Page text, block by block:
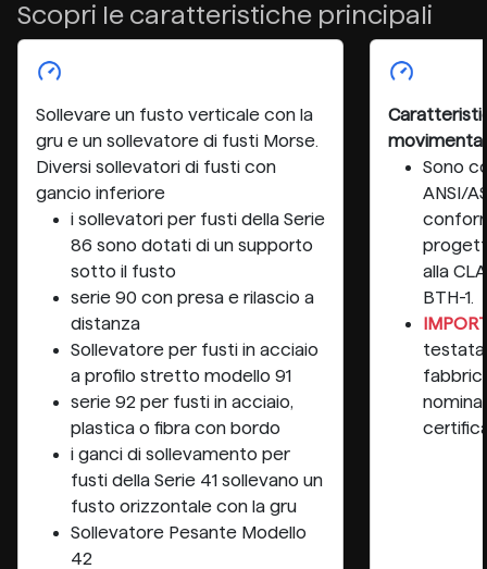
Scopri le caratteristiche principali
Sollevare un fusto verticale con la
gru e un sollevatore di fusti Morse.
Diversi sollevatori di fusti con
gancio inferiore
i sollevatori per fusti della Serie
86 sono dotati di un supporto
sotto il fusto
serie 90 con presa e rilascio a
distanza
Sollevatore per fusti in acciaio
a profilo stretto modello 91
serie 92 per fusti in acciaio,
plastica o fibra con bordo
i ganci di sollevamento per
fusti della Serie 41 sollevano un
fusto orizzontale con la gru
Sollevatore Pesante Modello
42
Sono
ANSI/
alla
BTH-1.
testata